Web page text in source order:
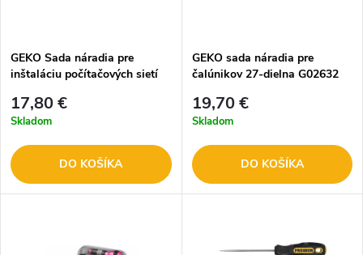
GEKO Sada náradia pre
inštaláciu počítačových sietí
17,80 €
Skladom
DO KOŠÍKA
GEKO sada náradia pre
čalúnikov 27-dielna G02632
19,70 €
Skladom
DO KOŠÍKA